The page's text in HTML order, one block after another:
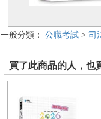
一般分類： 公職考試 > 司
買了此商品的人，也